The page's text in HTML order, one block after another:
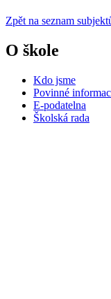
Zpět na seznam
O škole
Kdo jsme
Povinné
E-podatelna
Školská rada